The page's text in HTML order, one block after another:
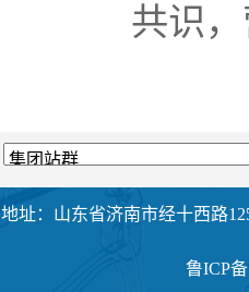
共识
地址：山东省济南市经十西路
鲁ICP